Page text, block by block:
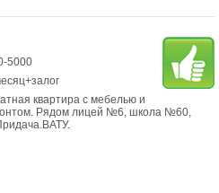
5000
квартира с мебелью и
Рядом лицей №6, школа №60,